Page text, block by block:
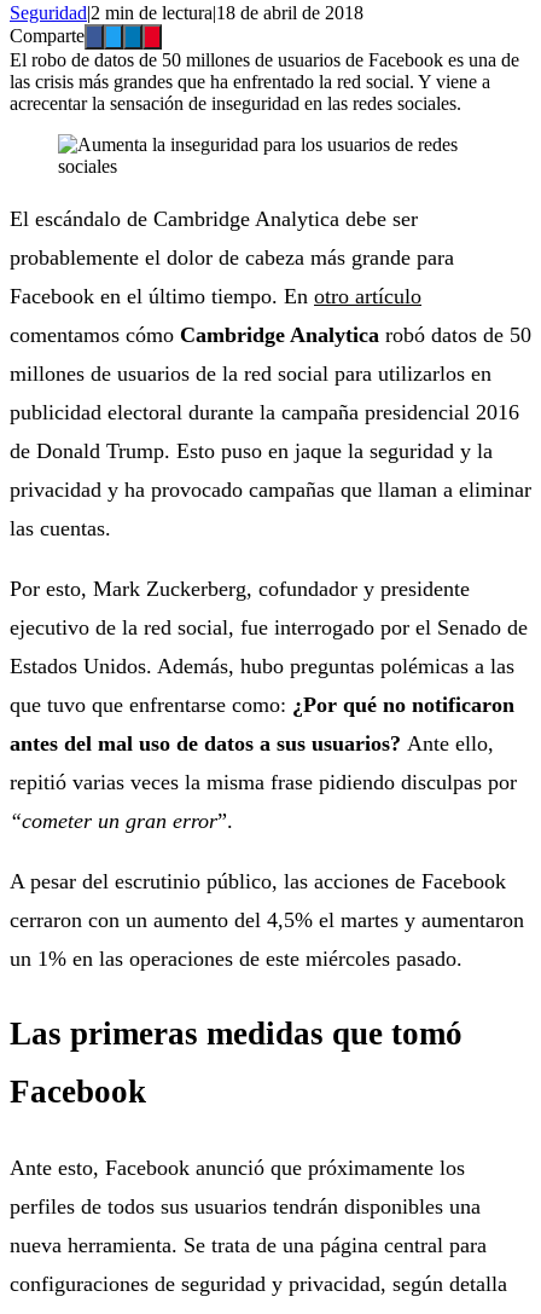
Seguridad|2 min de lectura|18 de abril de 2018
Comparte
El robo de datos de 50 millones de usuarios de Facebook es una de
las crisis más grandes que ha enfrentado la red social. Y viene a
acrecentar la sensación de inseguridad en las redes sociales.
El escándalo de Cambridge Analytica debe ser
probablemente el dolor de cabeza más grande para
Facebook en el último tiempo. En otro artículo
comentamos cómo Cambridge Analytica robó datos de 50
millones de usuarios de la red social para utilizarlos en
publicidad electoral durante la campaña presidencial 2016
de Donald Trump. Esto puso en jaque la seguridad y la
privacidad y ha provocado campañas que llaman a eliminar
las cuentas.
Por esto, Mark Zuckerberg, cofundador y presidente
ejecutivo de la red social, fue interrogado por el Senado de
Estados Unidos. Además, hubo preguntas polémicas a las
que tuvo que enfrentarse como: ¿Por qué no notificaron
antes del mal uso de datos a sus usuarios? Ante ello,
repitió varias veces la misma frase pidiendo disculpas por
“cometer un gran error”.
A pesar del escrutinio público, las acciones de Facebook
cerraron con un aumento del 4,5% el martes y aumentaron
un 1% en las operaciones de este miércoles pasado.
Las primeras medidas que tomó
Facebook
Ante esto, Facebook anunció que próximamente los
perfiles de todos sus usuarios tendrán disponibles una
nueva herramienta. Se trata de una página central para
configuraciones de seguridad y privacidad, según detalla